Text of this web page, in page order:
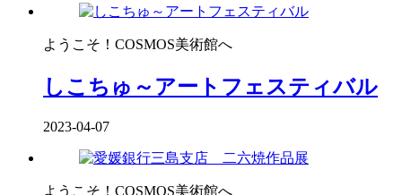
ようこそ！COSMOS美術館へ
しこちゅ～アートフェスティバル
2023-04-07
ようこそ！COSMOS美術館へ